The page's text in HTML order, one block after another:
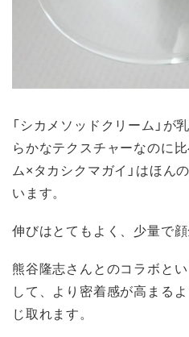
「シカメソッドクリーム」
らかなテクスチャーなのに
ム×タカシクマガイ」はほん
います。
伸びはとてもよく、少量で
熊谷隆志さんとのコラボと
して、より密着感が高まる
じ取れます。